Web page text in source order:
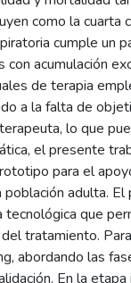
como la cuarta
cumple un
acumulación
de terapia
a la falta de
lo que
el presente
para el
población adulta.
que
tratamiento.
abordando las
En la